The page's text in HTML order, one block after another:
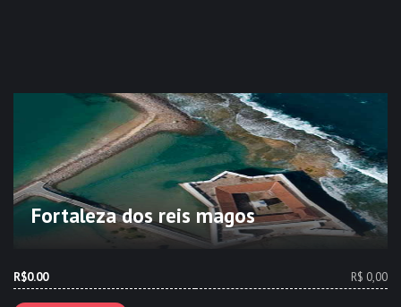
Fortaleza dos reis magos
R$0.00 R$ 0,00